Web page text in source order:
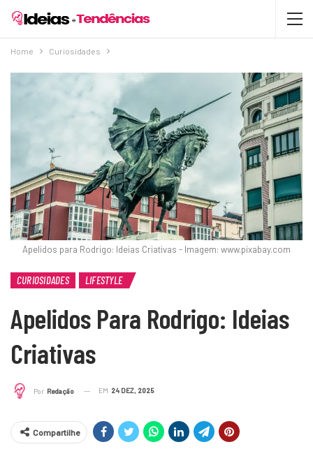
Home Curiosidades
Apelidos para Rodrigo: Ideias Criativas - Imagem: www.pixabay.com
CURIOSIDADES LIFESTYLE
Apelidos Para Rodrigo: Ideias
Criativas
Por Redação EM 24 DEZ, 2025
Compartilhe